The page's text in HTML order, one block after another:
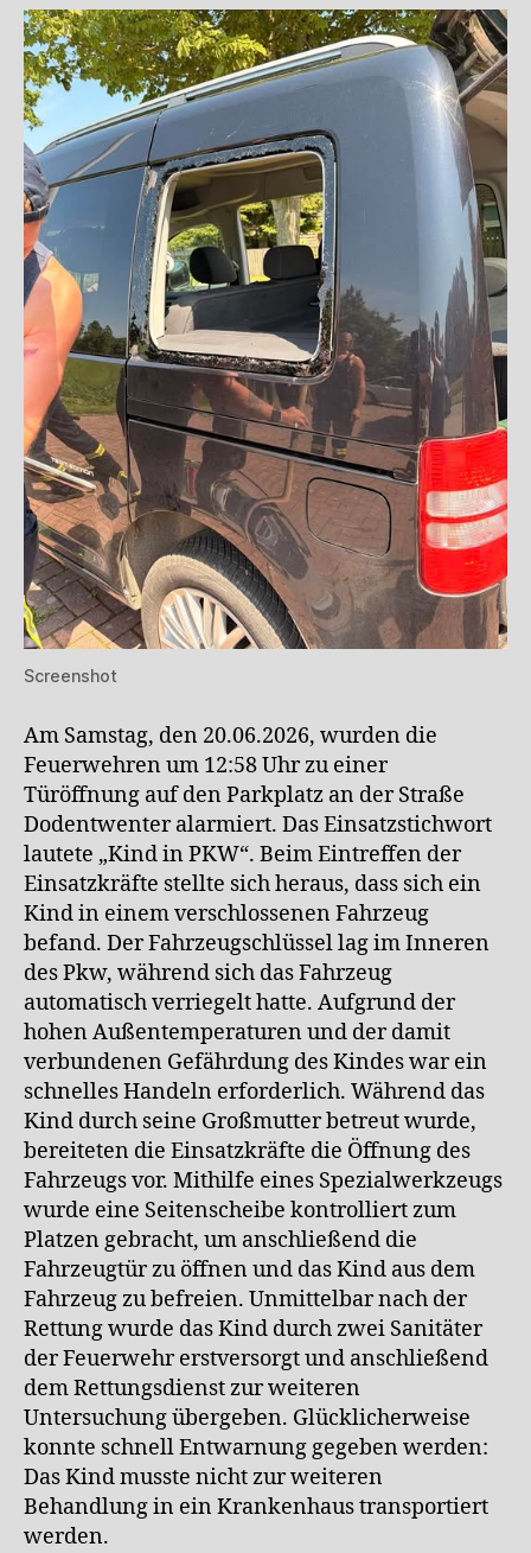
Screenshot
Am Samstag, den 20.06.2026, wurden die
Feuerwehren um 12:58 Uhr zu einer
Türöffnung auf den Parkplatz an der Straße
Dodentwenter alarmiert. Das Einsatzstichwort
lautete „Kind in PKW“. Beim Eintreffen der
Einsatzkräfte stellte sich heraus, dass sich ein
Kind in einem verschlossenen Fahrzeug
befand. Der Fahrzeugschlüssel lag im Inneren
des Pkw, während sich das Fahrzeug
automatisch verriegelt hatte. Aufgrund der
hohen Außentemperaturen und der damit
verbundenen Gefährdung des Kindes war ein
schnelles Handeln erforderlich. Während das
Kind durch seine Großmutter betreut wurde,
bereiteten die Einsatzkräfte die Öffnung des
Fahrzeugs vor. Mithilfe eines Spezialwerkzeugs
wurde eine Seitenscheibe kontrolliert zum
Platzen gebracht, um anschließend die
Fahrzeugtür zu öffnen und das Kind aus dem
Fahrzeug zu befreien. Unmittelbar nach der
Rettung wurde das Kind durch zwei Sanitäter
der Feuerwehr erstversorgt und anschließend
dem Rettungsdienst zur weiteren
Untersuchung übergeben. Glücklicherweise
konnte schnell Entwarnung gegeben werden:
Das Kind musste nicht zur weiteren
Behandlung in ein Krankenhaus transportiert
werden.